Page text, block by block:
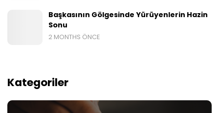
Başkasının Gölgesinde Yürüyenlerin Hazin
Sonu
2 MONTHS ÖNCE
Kategoriler